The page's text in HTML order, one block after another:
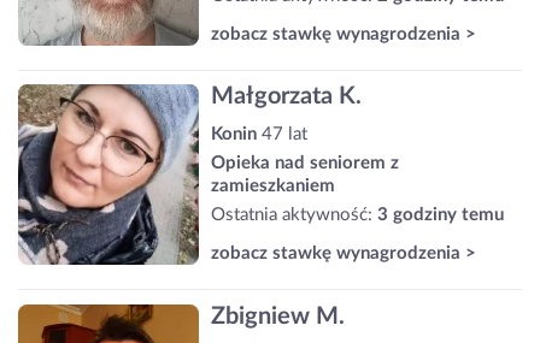
zobacz stawkę wynagrodzenia >
Małgorzata K.
Konin 47 lat
Opieka nad seniorem z
zamieszkaniem
Ostatnia aktywność: 3 godziny temu
zobacz stawkę wynagrodzenia >
Zbigniew M.